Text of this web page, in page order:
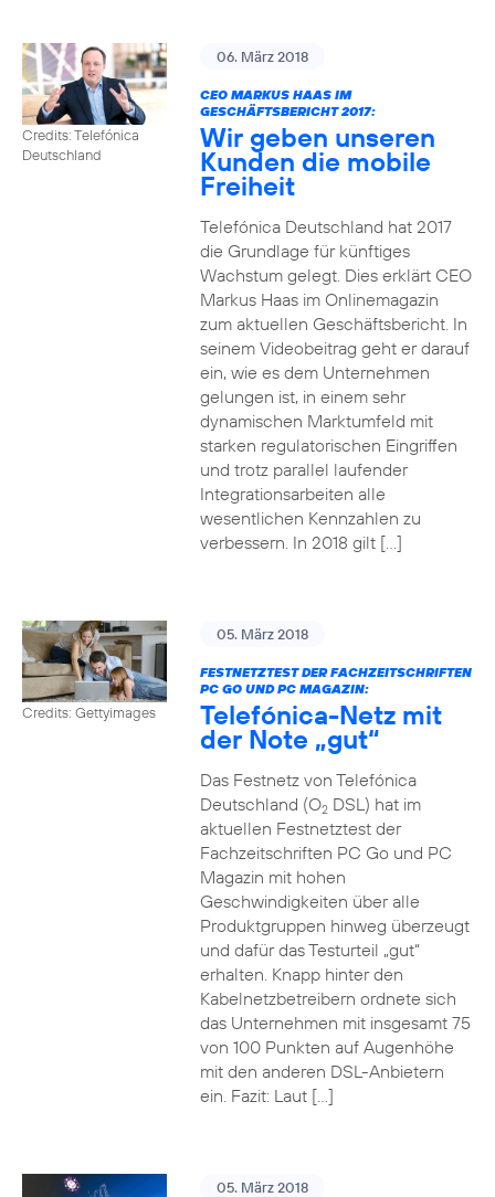
Credits: Telefónica
Deutschland
06. März 2018
CEO MARKUS HAAS IM
GESCHÄFTSBERICHT 2017:
Wir geben unseren
Kunden die mobile
Freiheit
Telefónica Deutschland hat 2017
die Grundlage für künftiges
Wachstum gelegt. Dies erklärt CEO
Markus Haas im Onlinemagazin
zum aktuellen Geschäftsbericht. In
seinem Videobeitrag geht er darauf
ein, wie es dem Unternehmen
gelungen ist, in einem sehr
dynamischen Marktumfeld mit
starken regulatorischen Eingriffen
und trotz parallel laufender
Integrationsarbeiten alle
wesentlichen Kennzahlen zu
verbessern. In 2018 gilt […]
Credits: Gettyimages
05. März 2018
FESTNETZTEST DER FACHZEITSCHRIFTEN
PC GO UND PC MAGAZIN:
Telefónica-Netz mit
der Note „gut“
Das Festnetz von Telefónica
Deutschland (O2DSL) hat im
aktuellen Festnetztest der
Fachzeitschriften PC Go und PC
Magazin mit hohen
Geschwindigkeiten über alle
Produktgruppen hinweg überzeugt
und dafür das Testurteil „gut“
erhalten. Knapp hinter den
Kabelnetzbetreibern ordnete sich
das Unternehmen mit insgesamt 75
von 100 Punkten auf Augenhöhe
mit den anderen DSL-Anbietern
ein. Fazit: Laut […]
05. März 2018